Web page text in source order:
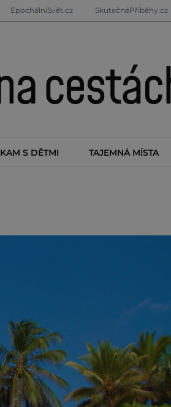
EpochálníSvět.cz SkutečnéPříběhy.cz
KAM S DĚTMI TAJEMNÁ MÍSTA